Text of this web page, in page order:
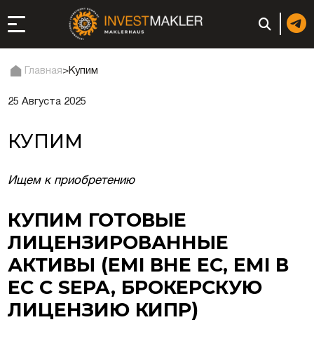
компании
в ОАЭ | Открыть
Главная>Купим
25 Августа 2025
КУПИМ
Ищем к приобретению
КУПИМ ГОТОВЫЕ
ЛИЦЕНЗИРОВАННЫЕ
АКТИВЫ (EMI ВНЕ ЕС, EMI В
ЕС С SEPA, БРОКЕРСКУЮ
ЛИЦЕНЗИЮ КИПР)